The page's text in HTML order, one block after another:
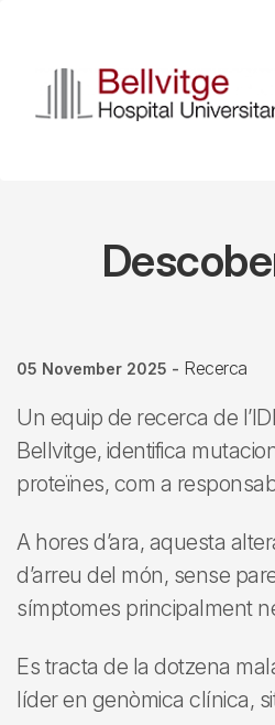
content
05 November 2025 - Recerca
Un equip de recerca de
Bellvitge, identifica
proteïnes, com a
A hores d’ara, aquesta
d’arreu del món, sense
símptomes principalment
Es tracta de la dotzena
líder en genòmica clínica,